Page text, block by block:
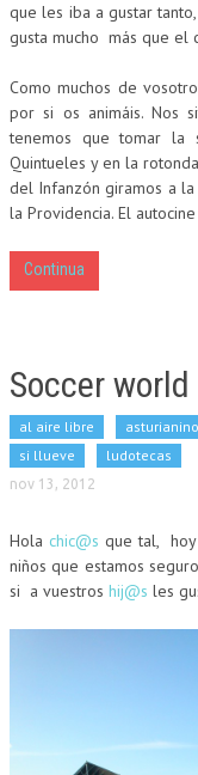
que les iba a gustar
gusta mucho más que el
Como muchos de
por si os animáis. Nos
tenemos que tomar la
Quintueles y en la
del Infanzón giramos a
la Providencia. El
Continua
Soccer
al aire libre
si llueve
ludotecas
nov 13, 2012
Hola chic@s que tal, hoy
niños que estamos
si a vuestros hij@s les